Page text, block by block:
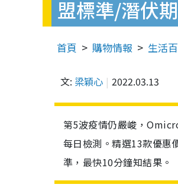
盟標準/潛伏
首頁 購物情報 生活
文: 梁穎心 2022.03.13
第5波疫情仍嚴峻，
每日檢測。精選13款優惠
準，最快10分鐘知結果。